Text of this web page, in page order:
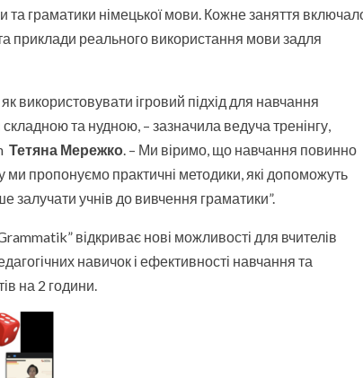
та граматики німецької мови. Кожне заняття
приклади реального використання мови задля
використовувати ігровий підхід для навчання
та нудною, – зазначила ведуча тренінгу,
Тетяна Мережко. – Ми віримо, що навчання повинно
ми пропонуємо практичні методики, які допоможуть
залучати учнів до вивчення граматики”.
відкриває нові можливості для вчителів
навичок і ефективності навчання та
на 2 години.